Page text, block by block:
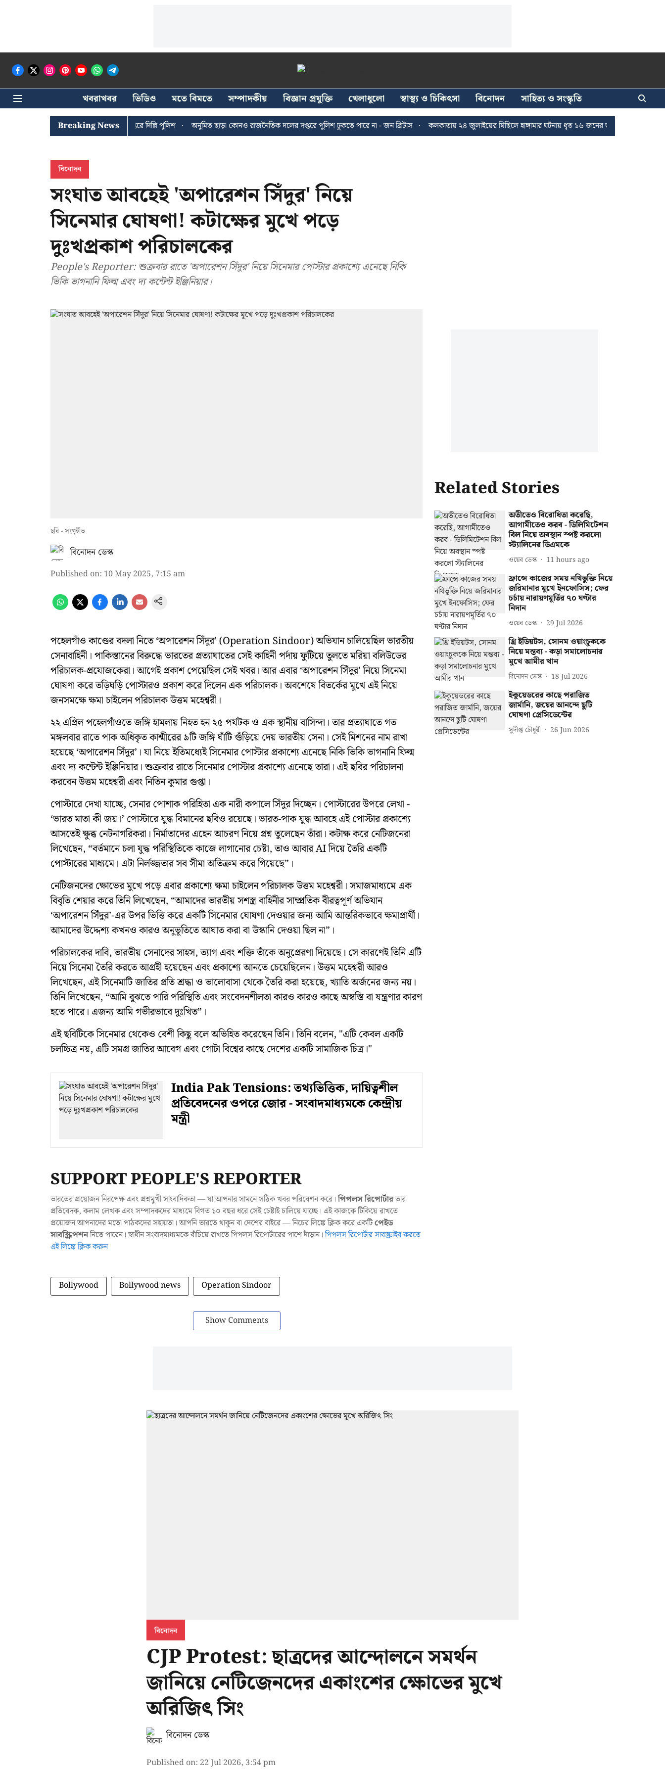
খবরাখবর ভিডিও মতে বিমতে সম্পাদকীয় বিজ্ঞান প্রযুক্তি খেলাধুলো স্বাস্থ্য ও চিকিৎসা বিনোদন সাহিত্য ও সংস্কৃতি
Breaking News
ঘোষের খোঁজে সিপিআইএম সদর দপ্তরে দিল্লি পুলিশ অনুমিত ছাড়া কোনও রাজনৈতিক দলের দপ্তরে পুলিশ ঢুকতে পারে না - জন ব্রিটাস কলকাতায় ২৪ জুলাইয়ের মিছিলে হাঙ্গামার ঘটনায় ধৃত ১৬ জনের জামিন
বিনোদন
সংঘাত আবহেই 'অপারেশন সিঁদুর' নিয়ে
সিনেমার ঘোষণা! কটাক্ষের মুখে পড়ে
দুঃখপ্রকাশ পরিচালকের
People's Reporter: শুক্রবার রাতে 'অপারেশন সিঁদুর' নিয়ে সিনেমার পোস্টার প্রকাশ্যে এনেছে নিকি
ভিকি ভাগনানি ফিল্ম এবং দ্য কন্টেন্ট ইঞ্জিনিয়ার।
ছবি - সংগৃহীত
বিনোদন ডেস্ক
Published on: 10 May 2025, 7:15 am
পহেলগাঁও কাণ্ডের বদলা নিতে ‘অপারেশন সিঁদুর’ (Operation Sindoor) অভিযান চালিয়েছিল ভারতীয়
সেনাবাহিনী। পাকিস্তানের বিরুদ্ধে ভারতের প্রত্যাঘাতের সেই কাহিনী পর্দায় ফুটিয়ে তুলতে মরিয়া বলিউডের
পরিচালক-প্রযোজকেরা। আগেই প্রকাশ পেয়েছিল সেই খবর। আর এবার ‘অপারেশন সিঁদুর’ নিয়ে সিনেমা
ঘোষণা করে তড়িঘড়ি পোস্টারও প্রকাশ করে দিলেন এক পরিচালক। অবশেষে বিতর্কের মুখে এই নিয়ে
জনসমক্ষে ক্ষমা চাইলেন পরিচালক উত্তম মহেশ্বরী।
২২ এপ্রিল পহেলগাঁওতে জঙ্গি হামলায় নিহত হন ২৫ পর্যটক ও এক স্থানীয় বাসিন্দা। তার প্রত্যাঘাতে গত
মঙ্গলবার রাতে পাক অধিকৃত কাশ্মীরের ৯টি জঙ্গি ঘাঁটি গুঁড়িয়ে দেয় ভারতীয় সেনা। সেই মিশনের নাম রাখা
হয়েছে ‘অপারেশন সিঁদুর’। যা নিয়ে ইতিমধ্যেই সিনেমার পোস্টার প্রকাশ্যে এনেছে নিকি ভিকি ভাগনানি ফিল্ম
এবং দ্য কন্টেন্ট ইঞ্জিনিয়ার। শুক্রবার রাতে সিনেমার পোস্টার প্রকাশ্যে এনেছে তারা। এই ছবির পরিচালনা
করবেন উত্তম মহেশ্বরী এবং নিতিন কুমার গুপ্তা।
পোস্টারে দেখা যাচ্ছে, সেনার পোশাক পরিহিতা এক নারী কপালে সিঁদুর দিচ্ছেন। পোস্টারের উপরে লেখা -
‘ভারত মাতা কী জয়।’ পোস্টারে যুদ্ধ বিমানের ছবিও রয়েছে। ভারত-পাক যুদ্ধ আবহে এই পোস্টার প্রকাশ্যে
আসতেই ক্ষুব্ধ নেটনাগরিকরা। নির্মাতাদের এহেন আচরণ নিয়ে প্রশ্ন তুলেছেন তাঁরা। কটাক্ষ করে নেটিজনেরা
লিখেছেন, “বর্তমানে চলা যুদ্ধ পরিস্থিতিকে কাজে লাগানোর চেষ্টা, তাও আবার AI দিয়ে তৈরি একটি
পোস্টারের মাধ্যমে। এটা নির্লজ্জতার সব সীমা অতিক্রম করে গিয়েছে”।
নেটিজনদের ক্ষোভের মুখে পড়ে এবার প্রকাশ্যে ক্ষমা চাইলেন পরিচালক উত্তম মহেশ্বরী। সমাজমাধ্যমে এক
বিবৃতি শেয়ার করে তিনি লিখেছেন, “আমাদের ভারতীয় সশস্ত্র বাহিনীর সাম্প্রতিক বীরত্বপূর্ণ অভিযান
‘অপারেশন সিঁদুর’-এর উপর ভিত্তি করে একটি সিনেমার ঘোষণা দেওয়ার জন্য আমি আন্তরিকভাবে ক্ষমাপ্রার্থী।
আমাদের উদ্দেশ্য কখনও কারও অনুভূতিতে আঘাত করা বা উস্কানি দেওয়া ছিল না”।
পরিচালকের দাবি, ভারতীয় সেনাদের সাহস, ত্যাগ এবং শক্তি তাঁকে অনুপ্রেরণা দিয়েছে। সে কারণেই তিনি এটি
নিয়ে সিনেমা তৈরি করতে আগ্রহী হয়েছেন এবং প্রকাশ্যে আনতে চেয়েছিলেন। উত্তম মহেশ্বরী আরও
লিখেছেন, এই সিনেমাটি জাতির প্রতি শ্রদ্ধা ও ভালোবাসা থেকে তৈরি করা হয়েছে, খ্যাতি অর্জনের জন্য নয়।
তিনি লিখেছেন, “আমি বুঝতে পারি পরিস্থিতি এবং সংবেদনশীলতা কারও কারও কাছে অস্বস্তি বা যন্ত্রণার কারণ
হতে পারে। এজন্য আমি গভীরভাবে দুঃখিত”।
এই ছবিটিকে সিনেমার থেকেও বেশী কিছু বলে অভিহিত করেছেন তিনি। তিনি বলেন, "এটি কেবল একটি
চলচ্চিত্র নয়, এটি সমগ্র জাতির আবেগ এবং গোটা বিশ্বের কাছে দেশের একটি সামাজিক চিত্র।"
India Pak Tensions: তথ্যভিত্তিক, দায়িত্বশীল
প্রতিবেদনের ওপরে জোর - সংবাদমাধ্যমকে কেন্দ্রীয়
মন্ত্রী
SUPPORT PEOPLE'S REPORTER
ভারতের প্রয়োজন নিরপেক্ষ এবং প্রশ্নমুখী সাংবাদিকতা — যা আপনার সামনে সঠিক খবর পরিবেশন করে।পিপলস রিপোর্টারতার
প্রতিবেদক, কলাম লেখক এবং সম্পাদকদের মাধ্যমে বিগত ১০ বছর ধরে সেই চেষ্টাই চালিয়ে যাচ্ছে। এই কাজকে টিকিয়ে রাখতে
প্রয়োজন আপনাদের মতো পাঠকদের সহায়তা। আপনি ভারতে থাকুন বা দেশের বাইরে — নিচের লিঙ্কে ক্লিক করে একটিপেইড
সাবস্ক্রিপশননিতে পারেন। স্বাধীন সংবাদমাধ্যমকে বাঁচিয়ে রাখতে পিপলস রিপোর্টারের পাশে দাঁড়ান।পিপলস রিপোর্টার সাবস্ক্রাইব করতে
এই লিঙ্কে ক্লিক করুন
Bollywood Bollywood news Operation Sindoor
Show Comments
Related Stories
অতীতেও বিরোধিতা করেছি,
আগামীতেও করব - ডিলিমিটেশন
বিল নিয়ে অবস্থান স্পষ্ট করলো
স্ট্যালিনের ডিএমকে
ওয়েব ডেস্ক 11 hours ago
ফ্রান্সে কাজের সময় নথিভুক্তি নিয়ে
জরিমানার মুখে ইনফোসিস; ফের
চর্চায় নারায়ণমূর্তির ৭০ ঘণ্টার
নিদান
ওয়েব ডেস্ক 29 Jul 2026
থ্রি ইডিয়টস, সোনম ওয়াংচুককে
নিয়ে মন্তব্য - কড়া সমালোচনার
মুখে আমীর খান
বিনোদন ডেস্ক 18 Jul 2026
ইকুয়েডরের কাছে পরাজিত
জার্মানি, জয়ের আনন্দে ছুটি
ঘোষণা প্রেসিডেন্টের
সুদীপ্ত চৌধুরী 26 Jun 2026
বিনোদন
CJP Protest: ছাত্রদের আন্দোলনে সমর্থন
জানিয়ে নেটিজেনদের একাংশের ক্ষোভের মুখে
অরিজিৎ সিং
বিনোদন ডেস্ক
Published on: 22 Jul 2026, 3:54 pm